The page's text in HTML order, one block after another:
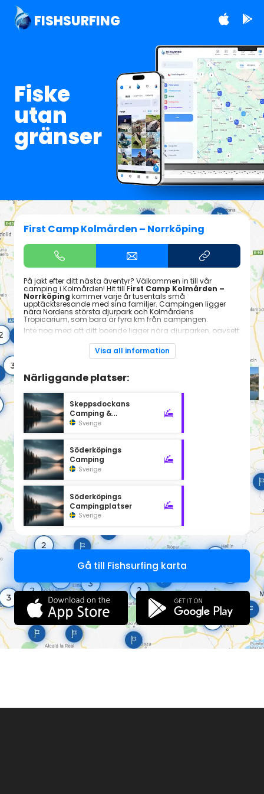
FISHSURFING
Fiske
utan
gränser
First Camp Kolmården – Norrköping
På jakt efter ditt nästa äventyr? Välkommen in till vår
camping i Kolmården! Hit till First Camp Kolmården –
Norrköping kommer varje år tusentals små
upptäcktsresande med sina familjer. Campingen ligger
nära Nordens största djurpark och Kolmårdens
Tropicarium, som bara är fyra km från campingen.
Inte nog med att ditt boende ligger nära djurparken, oavsett
eller tält, så finns många roliga aktiviteter för alla på
campingen. Miljön vid den vackra Bråviken, med
barnvänlig strand och brygga, är perfekt för avkoppling eller
omgivningarna?
hällristningar och Stegeborgs Slottsruin en biltur bort, missa
inte detta när du bor med oss i Kolmården.
Välkommen!
Visa all information
Närliggande platser:
Skeppsdockans
Camping &
Vandrarhem
Sverige
Söderköpings
Camping
Sverige
Söderköpings
Campingplatser
Sverige
Gå till Fishsurfing karta